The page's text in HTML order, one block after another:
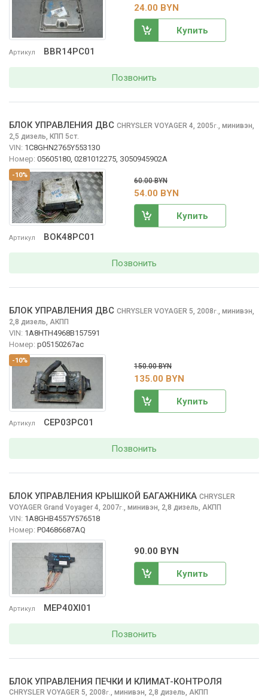
Артикул BBR14PC01
24.00 BYN
Купить
Позвонить
-10%
Артикул BOK48PC01
БЛОК УПРАВЛЕНИЯ ДВС CHRYSLER VOYAGER 4, 2005г. минивэн,
2,5 дизель, КПП 5ст.
VIN: 1C8GHN2765Y553130
Номер: 05605180, 0281012275, З050945902A
60.00 BYN
54.00 BYN
Купить
Позвонить
-10%
Артикул CEP03PC01
БЛОК УПРАВЛЕНИЯ ДВС CHRYSLER VOYAGER 5, 2008г. минивэн,
2,8 дизель, АКПП
VIN: 1A8HTH4968B157591
Номер: p05150267ac
150.00 BYN
135.00 BYN
Купить
Позвонить
Артикул MEP40XI01
БЛОК УПРАВЛЕНИЯ КРЫШКОЙ БАГАЖНИКА CHRYSLER
VOYAGER Grand Voyager 4, 2007г. минивэн, 2,8 дизель, АКПП
VIN: 1A8GHB4557Y576518
Номер: P04686687AQ
90.00 BYN
Купить
Позвонить
БЛОК УПРАВЛЕНИЯ ПЕЧКИ И КЛИМАТ-КОНТРОЛЯ
CHRYSLER VOYAGER 5, 2008г., минивэн, 2,8 дизель, АКПП